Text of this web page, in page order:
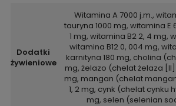
Dodatki
żywieniowe
Witamina A 7000 j.m.,
tauryna 1000 mg, witamina E
1 mg, witamina B2 2, 4 mg,
witamina B12 0, 004 mg,
karnityna 180 mg, cholina
mg, żelazo (chelat żelaza
mg, mangan (chelat
1, 2 mg, cynk (chelat cynku
mg, selen (selenian